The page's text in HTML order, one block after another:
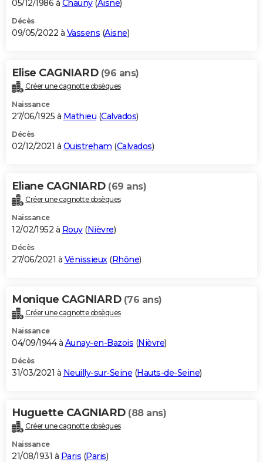
05/12/1986 à Chauny(Aisne)
Décès
09/05/2022 à Vassens (Aisne)
Elise CAGNIARD (96 ans)
Créer une cagnotte obsèques
Naissance
27/06/1925 à Mathieu (Calvados)
Décès
02/12/2021 à Ouistreham (Calvados)
Eliane CAGNIARD (69 ans)
Créer une cagnotte obsèques
Naissance
12/02/1952 à Rouy(Nièvre)
Décès
27/06/2021 à Vénissieux(Rhône)
Monique CAGNIARD (76 ans)
Créer une cagnotte obsèques
Naissance
04/09/1944 à Aunay-en-Bazois (Nièvre)
Décès
31/03/2021 à Neuilly-sur-Seine (Hauts-de-Seine)
Huguette CAGNIARD (88 ans)
Créer une cagnotte obsèques
Naissance
21/08/1931 à Paris (Paris)